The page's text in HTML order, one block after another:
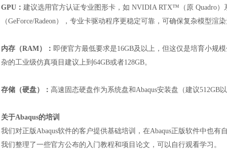
GPU： 建议选用官方认证专业图形卡，如 NVIDIA RTX™（原 Quadro）
（GeForce/Radeon），专业卡驱动程序更稳定可靠，可确保复杂模型渲
内存（RAM）： 即便官方最低要求是16GB及以上，但这仅是培育小规
杂的工业级仿真项目建议上到64GB或者128GB。
存储（硬盘） ： 高速 固态硬盘作为系统盘和Abaqus安装盘（建议512GB
关于Abaqus的培训
我们对正版Abaqus软件的客户提供基础培训，在Abaqus正版软件中也有
我们整理了一些官方公布的入门教程和项目论文，可以自行观看学习。